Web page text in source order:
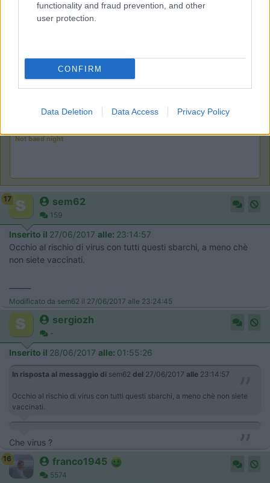
functionality and fraud prevention, and other
user protection.
CONFIRM
Data Deletion Data Access Privacy Policy
Un saluto a tutti
Area Sosta Camper Orobie
Not baed night
17 sem62
159
Inserito il 27/06/2017 alle: 23:14:57
Occhio al rischio di virus con tutti questi sbarchi, a meno chè
non siete vaccinati.
Modificato da sem62 il 27/06/2017 alle 23:24:45
sergiozh
-
Inserito il 28/06/2017 alle: 01:55:26
In risposta al messaggio di sem62 del 27/06/2017 alle 23:14:57
Occhio al rischio di virus con tutti questi sbarchi, a meno chè non siete
vaccinati.
Che virus ?
16 franco1945
5574